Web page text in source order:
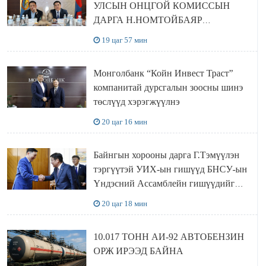
УЛСЫН ОНЦГОЙ КОМИССЫН
ДАРГА Н.НОМТОЙБАЯР
19 цаг 57 мин
Монголбанк “Койн Инвест Траст”
компанитай дурсгалын зоосны шинэ
төслүүд хэрэгжүүлнэ
20 цаг 16 мин
Байнгын хорооны дарга Г.Тэмүүлэн
тэргүүтэй УИХ-ын гишүүд БНСУ-ын
Үндэсний Ассамблейн гишүүдийг
20 цаг 18 мин
10.017 ТОНН АИ-92 АВТОБЕНЗИН
ОРЖ ИРЭЭД БАЙНА